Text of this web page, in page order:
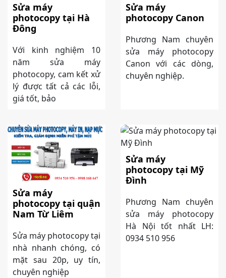
Sửa máy
photocopy tại Hà
Đông
Với kinh nghiệm 10
năm sửa máy
photocopy, cam kết xử
lý được tất cả các lỗi,
giá tốt, bảo
Sửa máy
photocopy Canon
Phương Nam chuyên
sửa máy photocopy
Canon với các dòng,
chuyên nghiệp.
Sửa máy
photocopy tại quận
Nam Từ Liêm
Sửa máy photocopy tại
nhà nhanh chóng, có
mặt sau 20p, uy tín,
chuyên nghiệp
Sửa máy
photocopy tại Mỹ
Đình
Phương Nam chuyên
sửa máy photocopy
Hà Nội tốt nhất LH:
0934 510 956